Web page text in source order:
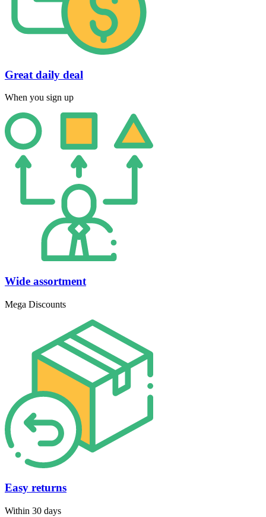
Great daily deal
When you sign up
Wide assortment
Mega Discounts
Easy returns
Within 30 days